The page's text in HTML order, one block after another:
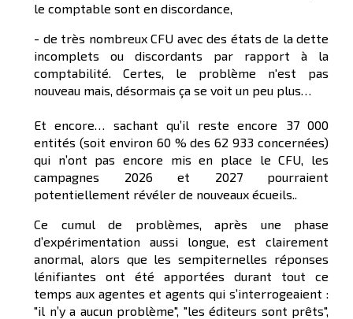
le comptable sont en discordance,
- de très nombreux CFU avec des états de la dette
incomplets ou discordants par rapport à la
comptabilité. Certes, le problème n'est pas
nouveau mais, désormais ça se voit un peu plus…
Et encore… sachant qu’il reste encore 37 000
entités (soit environ 60 % des 62 933 concernées)
qui n’ont pas encore mis en place le CFU, les
campagnes 2026 et 2027 pourraient
potentiellement révéler de nouveaux écueils..
Ce cumul de problèmes, après une phase
d’expérimentation aussi longue, est clairement
anormal, alors que les sempiternelles réponses
lénifiantes ont été apportées durant tout ce
temps aux agentes et agents qui s’interrogeaient :
"il n’y a aucun problème", "les éditeurs sont prêts",